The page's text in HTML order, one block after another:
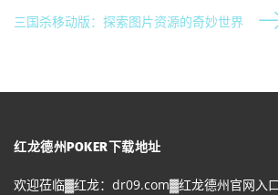
三国杀移动版：探索图片资源的奇妙世界
红龙德州POKER下载地址
欢迎莅临▓红龙：dr09.com▓红龙德州官网入